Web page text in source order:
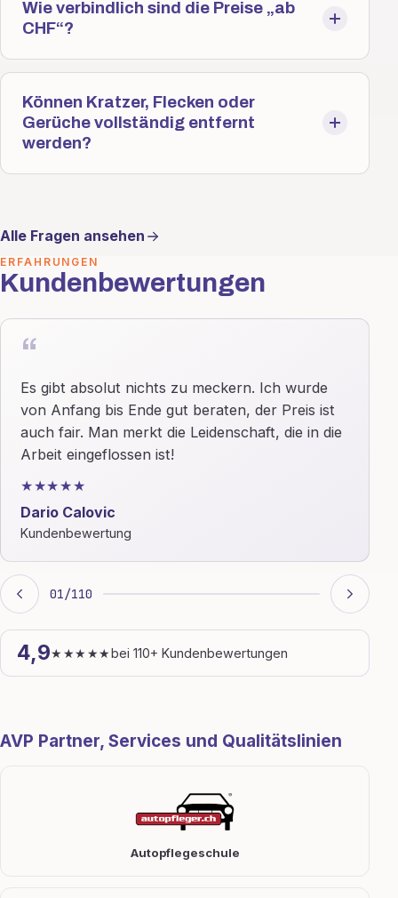
Wie verbindlich sind die Preise „ab
CHF“?
Können Kratzer, Flecken oder
Gerüche vollständig entfernt
werden?
Alle Fragen ansehen
ERFAHRUNGEN
Kundenbewertungen
“
Es gibt absolut nichts zu meckern. Ich wurde
von Anfang bis Ende gut beraten, der Preis ist
auch fair. Man merkt die Leidenschaft, die in die
Arbeit eingeflossen ist!
★★★★★
Dario Calovic
Kundenbewertung
01/110
4,9★★★★★bei 110+ Kundenbewertungen
AVP Partner, Services und Qualitätslinien
Autopflegeschule